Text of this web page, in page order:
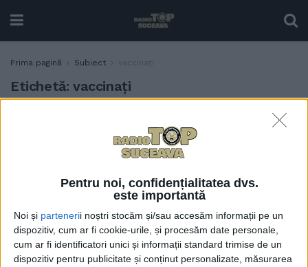
Pentru noi, confidențialitatea dvs.
este importantă
Noi și partenerii noștri stocăm și/sau accesăm informații pe un
dispozitiv, cum ar fi cookie-urile, și procesăm date personale,
cum ar fi identificatori unici și informații standard trimise de un
dispozitiv pentru publicitate și conținut personalizate, măsurarea
Prima pagină Subiect vaccinați
Etichetă: vaccinați
La cazarea în căminele USV
vor avea prioritate
vaccinații și studenții care
19 IANUARIE, 2022
ADMINISTRAȚIE
CJSU, cel care dă ordine în
pandemie, nu știe cîți
vaccinați are (?!?!)
11 OCTOMBRIE, 2021